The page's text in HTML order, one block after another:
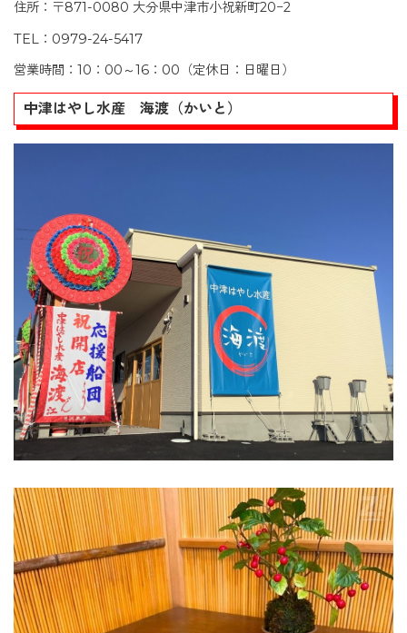
住所：〒871-0080 大分県中津市小祝新町20−2
TEL：0979-24-5417
営業時間：10：00～16：00（定休日：日曜日）
中津はやし水産 海渡（かいと）